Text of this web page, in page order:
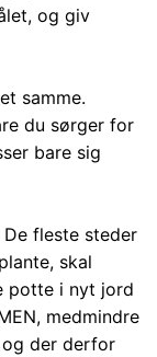
og giv
samme.
du sørger for
bare sig
fleste steder
skal
potte i nyt jord
medmindre
der derfor